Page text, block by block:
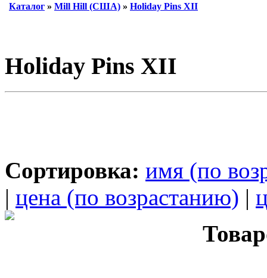
Каталог » Mill Hill (США) » Holiday Pins XII
Holiday Pins XII
Сортировка: имя (по
| цена (по возрастанию) |